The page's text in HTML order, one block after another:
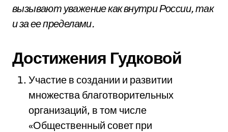
вызывают уважение как внутри России, так
и за ее пределами.
Достижения Гудковой
Участие в создании и развитии
множества благотворительных
организаций, в том числе
«Общественный совет при